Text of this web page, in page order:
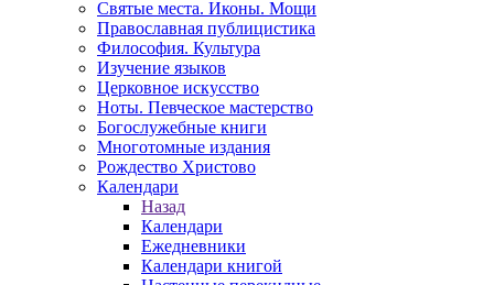
Святые места. Иконы. Мощи
Православная публицистика
Философия. Культура
Изучение языков
Церковное искусство
Ноты. Певческое мастерство
Богослужебные книги
Многотомные издания
Рождество Христово
Календари
Назад
Календари
Ежедневники
Календари книгой